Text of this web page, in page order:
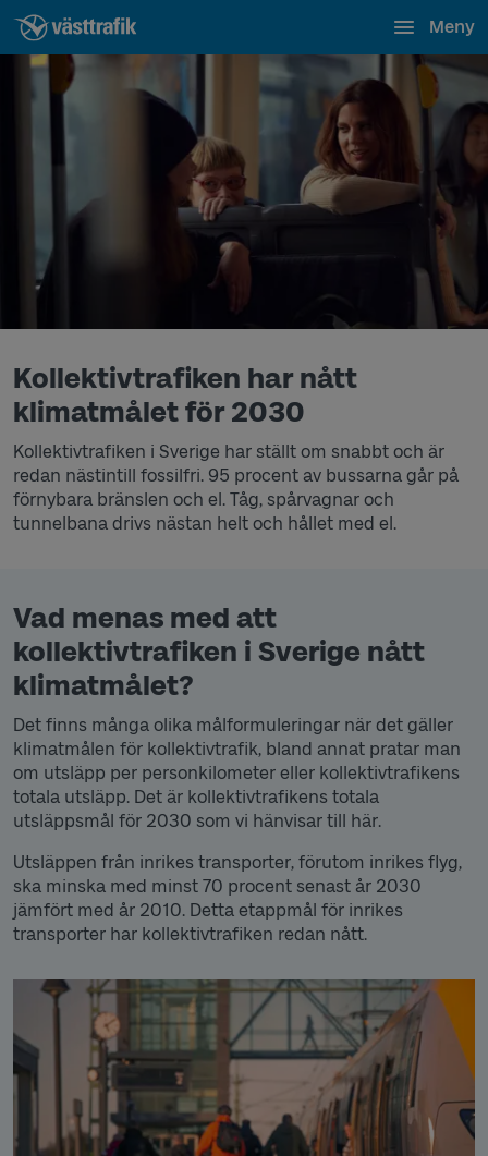
Meny
Kollektivtrafiken har nått
klimatmålet för 2030
Kollektivtrafiken i Sverige har ställt om snabbt och är
redan nästintill fossilfri. 95 procent av bussarna går på
förnybara bränslen och el. Tåg, spårvagnar och
tunnelbana drivs nästan helt och hållet med el.
Vad menas med att
kollektivtrafiken i Sverige nått
klimatmålet?
Det finns många olika målformuleringar när det gäller
klimatmålen för kollektivtrafik, bland annat pratar man
om utsläpp per personkilometer eller kollektivtrafikens
totala utsläpp. Det är kollektivtrafikens totala
utsläppsmål för 2030 som vi hänvisar till här.
Utsläppen från inrikes transporter, förutom inrikes flyg,
ska minska med minst 70 procent senast år 2030
jämfört med år 2010. Detta etappmål för inrikes
transporter har kollektivtrafiken redan nått.